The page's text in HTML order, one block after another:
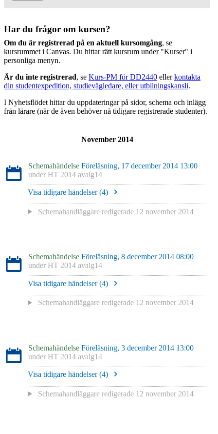
Har du frågor om kursen?
Om du är registrerad på en aktuell kursomgång, se
kursrummet i Canvas. Du hittar rätt kursrum under "Kurser" i
personliga menyn.
Är du inte registrerad, se Kurs-PM för DD2440 ellerkontakta
din studentexpedition, studievägledare, eller utbilningskansli.
I Nyhetsflödet hittar du uppdateringar på sidor, schema och inlägg
från lärare (när de även behöver nå tidigare registrerade studenter).
November 2014
Schemahändelse Föreläsning, 17 december 2014 13:00
under HT 2014 avalg14
Visa tidigare händelser (4)
Schemahandläggare redigerade 12 november 2014
Schemahändelse Föreläsning, 8 december 2014 08:00
under HT 2014 avalg14
Visa tidigare händelser (4)
Schemahandläggare redigerade 12 november 2014
Schemahändelse Föreläsning, 3 december 2014 13:00
under HT 2014 avalg14
Visa tidigare händelser (4)
Schemahandläggare redigerade 12 november 2014